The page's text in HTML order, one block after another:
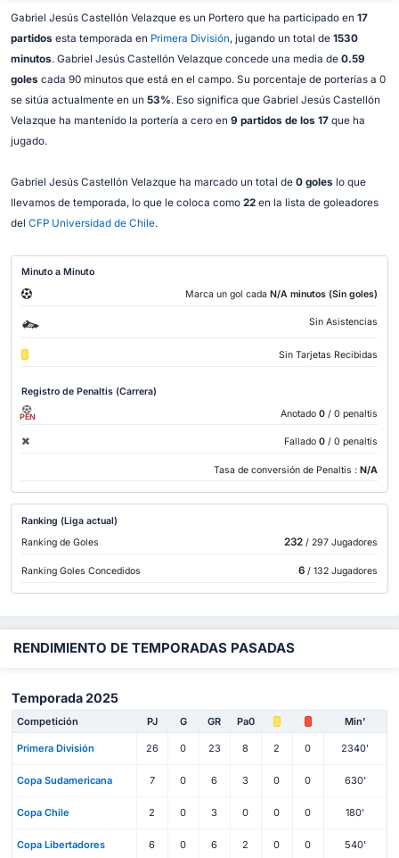
Gabriel Jesús Castellón Velazque es un Portero que ha participado en 17
partidos esta temporada en Primera División, jugando un total de 1530
minutos. Gabriel Jesús Castellón Velazque concede una media de 0.59
goles cada 90 minutos que está en el campo. Su porcentaje de porterías a 0
se sitúa actualmente en un 53%. Eso significa que Gabriel Jesús Castellón
Velazque ha mantenido la portería a cero en 9 partidos de los 17que ha
jugado.
Gabriel Jesús Castellón Velazque ha marcado un total de 0 goles lo que
llevamos de temporada, lo que le coloca como 22en la lista de goleadores
del CFP Universidad de Chile.
Minuto a Minuto
Marca un gol cada N/A minutos (Sin goles)
Sin Asistencias
Sin Tarjetas Recibidas
Registro de Penaltis (Carrera)
PEN Anotado 0 / 0 penaltis
Fallado 0 / 0 penaltis
Tasa de conversión de Penaltis : N/A
Ranking (Liga actual)
Ranking de Goles
232/ 297 Jugadores
Ranking Goles Concedidos 6/ 132 Jugadores
RENDIMIENTO DE TEMPORADAS PASADAS
Temporada 2025
Competición PJ G GR Pa0 Min'
Primera División 26 0 23 8 2 0 2340'
Copa Sudamericana 7 0 6 3 0 0 630'
Copa Chile 2 0 3 0 0 0 180'
Copa Libertadores 6 0 6 2 0 0 540'